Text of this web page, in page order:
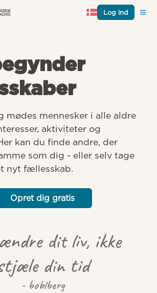
Log ind
mødes mennesker i alle aldre
aktiviteter og
kan du finde andre, der
som dig - eller selv tage
nyt fællesskab.
Opret dig gratis
dit liv, ikke
din tid
- boblberg